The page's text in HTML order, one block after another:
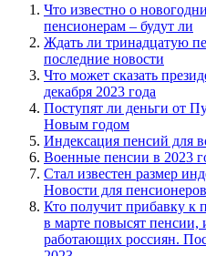
Что известно о
пенсионерам – будут ли
Ждать ли тринадцатую
последние новости
Что может сказать
декабря 2023 года
Поступят ли деньги от
Новым годом
Индексация пенсий для
Военные пенсии в 2023
Стал известен размер
Новости для
Кто получит прибавку к
в марте повысят пенсии,
работающих россиян.